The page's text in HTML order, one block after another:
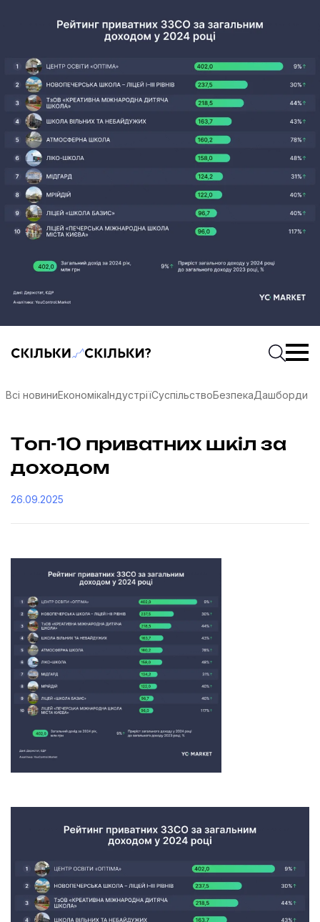
Скільки-скільки? — Медіа про суспільні даніПочати
Всі новиниЕкономікаІндустріїСуспільствоБезпекаДашборди
Топ-10 приватних шкіл за
доходом
26.09.2025